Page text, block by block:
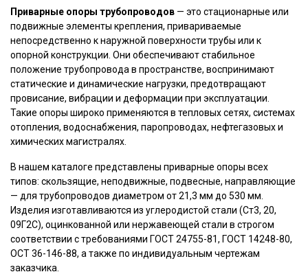
Приварные опоры трубопроводов — это стационарные или
подвижные элементы крепления, привариваемые
непосредственно к наружной поверхности трубы или к
опорной конструкции. Они обеспечивают стабильное
положение трубопровода в пространстве, воспринимают
статические и динамические нагрузки, предотвращают
провисание, вибрации и деформации при эксплуатации.
Такие опоры широко применяются в тепловых сетях, системах
отопления, водоснабжения, паропроводах, нефтегазовых и
химических магистралях.
В нашем каталоге представлены приварные опоры всех
типов: скользящие, неподвижные, подвесные, направляющие
— для трубопроводов диаметром от 21,3 мм до 530 мм.
Изделия изготавливаются из углеродистой стали (Ст3, 20,
09Г2С), оцинкованной или нержавеющей стали в строгом
соответствии с требованиями ГОСТ 24755-81, ГОСТ 14248-80,
ОСТ 36-146-88, а также по индивидуальным чертежам
заказчика.